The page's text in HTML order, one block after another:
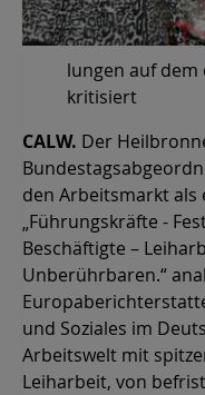
lungen auf
kritisiert
CALW. Der
den Arbeitsmarkt als
„Führungskräfte -
Beschäftigte –
Unberührbaren.“
und Soziales im
Arbeitswelt mit
Leiharbeit, von